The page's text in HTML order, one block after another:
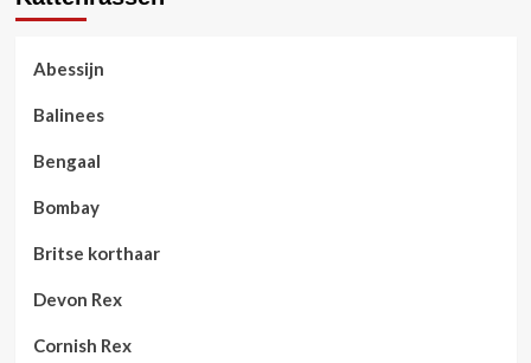
Abessijn
Balinees
Bengaal
Bombay
Britse korthaar
Devon Rex
Cornish Rex